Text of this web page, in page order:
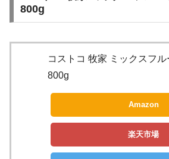
800g
コストコ 牧家 ミックスフ
800g
Amazon
楽天市場